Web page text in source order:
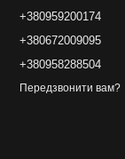
+380959200174
+380672009095
+380958288504
Передзвонити вам?